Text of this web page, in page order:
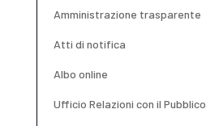
Amministrazione trasparente
Atti di notifica
Albo online
Ufficio Relazioni con il Pubblico